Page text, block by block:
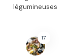
légumineuses
17